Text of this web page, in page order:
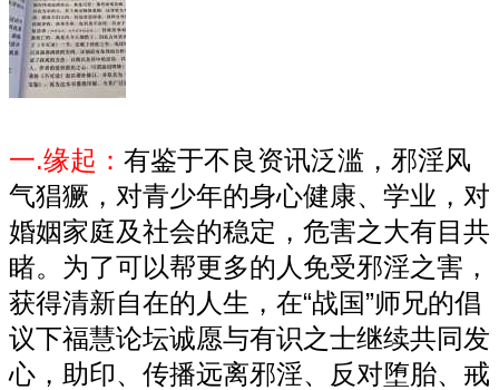
一.缘起： 有鉴于不良资讯泛滥，邪淫风
气猖獗，对青少年的身心健康、学业，对
婚姻家庭及社会的稳定，危害之大有目共
睹。为了可以帮更多的人免受邪淫之害，
获得清新自在的人生，在“战国”师兄的倡
议下福慧论坛诚愿与有识之士继续共同发
心，助印、传播远离邪淫、反对堕胎、戒